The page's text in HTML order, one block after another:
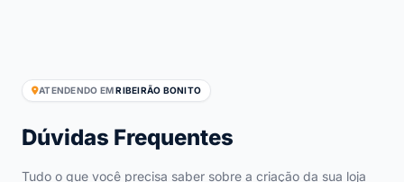
ATENDENDO EMRIBEIRÃO BONITO
Dúvidas Frequentes
Tudo o que você precisa saber sobre a criação da sua loja